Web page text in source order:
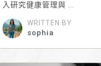
入研究健康管理與 ...
WRITTEN BY
sophia